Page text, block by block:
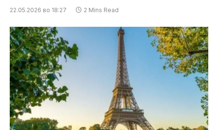
22.05.2026 во 18:27 2 Mins Read